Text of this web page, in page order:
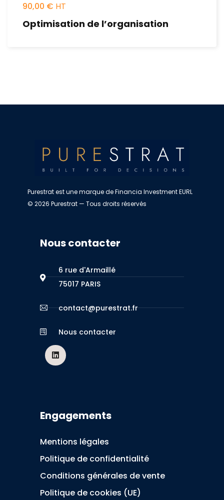
90,00 €
Optimisation de l’organisation
Purestrat est une marque de Financia Investment EURL
© 2026 Purestrat — Tous droits réservés
Nous contacter
6 rue d'Armaillé
75017 PARIS
contact@purestrat.fr
Nous contacter
Engagements
Mentions légales
Politique de confidentialité
Conditions générales de vente
Politique de cookies (UE)